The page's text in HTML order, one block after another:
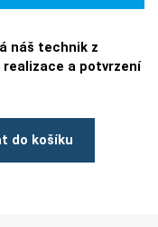
náš technik z
a potvrzení
do košíku